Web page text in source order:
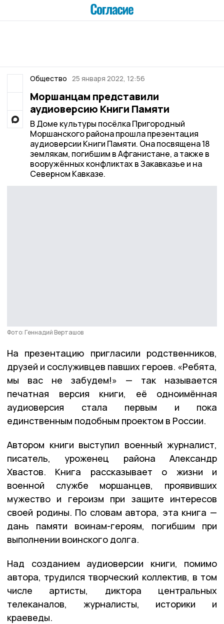
Общество 25 января 2022, 12:56
Моршанцам представили
аудиоверсию Книги Памяти
В Доме культуры посёлка Пригородный
Моршанского района прошла презентация
аудиоверсии Книги Памяти. Она посвящена 18
землякам, погибшим в Афганистане, а также в
вооружённых конфликтах в Закавказье и на
Северном Кавказе.
Фото: Геннадий Верташов
На презентацию пригласили родственников,
друзей и сослуживцев павших героев. «Ребята,
мы вас не забудем!» — так называется
печатная версия книги, её одноимённая
аудиоверсия стала первым и пока
единственным подобным проектом в России.
Автором книги выступил военный журналист,
писатель, уроженец района Александр
Хвастов. Книга рассказывает о жизни и
военной службе моршанцев, проявивших
мужество и героизм при защите интересов
своей родины. По словам автора, эта книга —
дань памяти воинам-героям, погибшим при
выполнении воинского долга.
Над созданием аудиоверсии книги, помимо
автора, трудился творческий коллектив, в том
числе артисты, диктора центральных
телеканалов, журналисты, историки и
краеведы.